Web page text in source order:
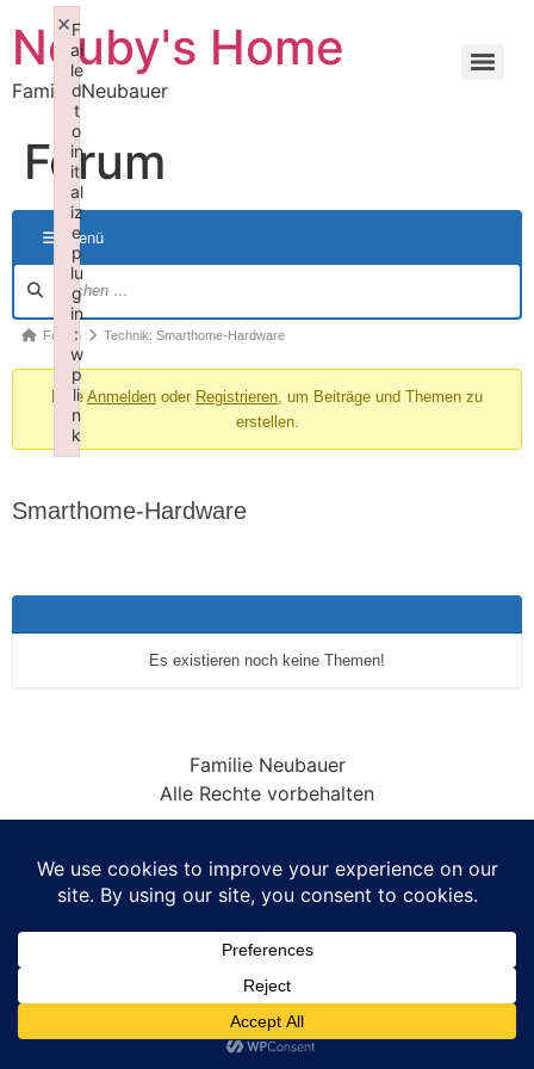
Neuby's Home
Familie Neubauer
Forum
Menü
Forum Technik: Smarthome-Hardware
Bitte Anmelden oder Registrieren, um Beiträge und Themen zu
erstellen.
Smarthome-Hardware
Es existieren noch keine Themen!
Familie Neubauer
Alle Rechte vorbehalten
F
ai
le
d
t
o
in
iti
al
iz
e
p
lu
g
in
:
w
p
li
n
k
×
Failed to initialize plugin: wplink